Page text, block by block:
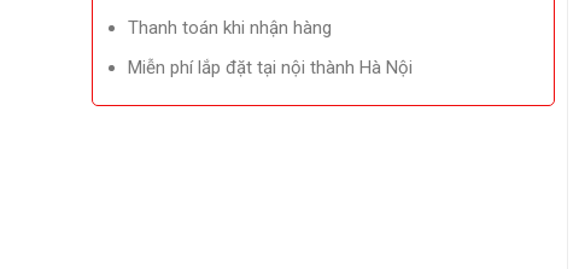
Thanh toán khi nhận hàng
Miễn phí lắp đặt tại nội thành Hà Nội